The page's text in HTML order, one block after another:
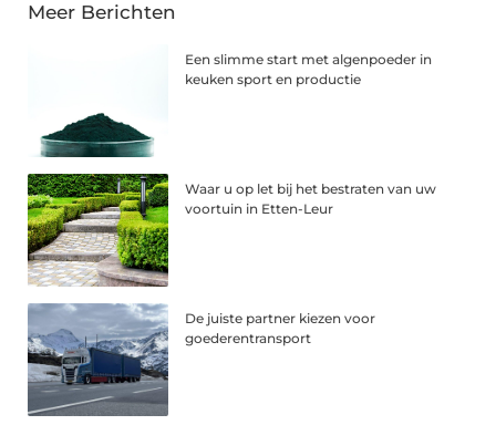
Meer Berichten
Een slimme start met algenpoeder in
keuken sport en productie
Waar u op let bij het bestraten van uw
voortuin in Etten-Leur
De juiste partner kiezen voor
goederentransport